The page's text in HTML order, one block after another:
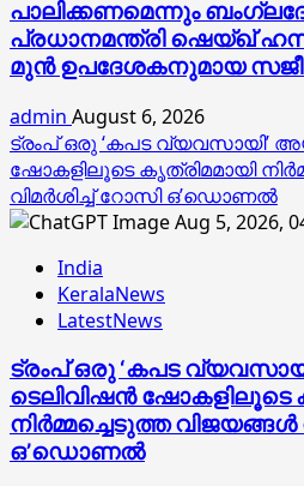
പാലിക്കണമെന്നും
പ്രധാനമന്ത്രി ഷെയ്ഖ്
മുൻ ഉപദേശകനുമായ
admin August 6, 2026
ട്രംപ് ഒരു ‘കപട വ്യവസായി’
ഷോകളിലൂടെ കൃത്രിമമായി
വിമര്‍ശിച്ച് റോസി ഒ’ഡൊണല്‍
India
KeralaNews
LatestNews
ട്രംപ് ഒരു ‘കപട
ടെലിവിഷന്‍ ഷോകളിലൂടെ
നിര്‍മ്മച്ചെടുത്ത വിജയങ്ങള്‍
ഒ’ഡൊണല്‍